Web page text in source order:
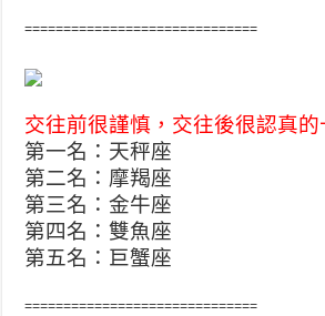
==============================
交往前很謹慎，交往後很認真的
第一名：天秤座
第二名：摩羯座
第三名：金牛座
第四名：雙魚座
第五名：巨蟹座
==============================